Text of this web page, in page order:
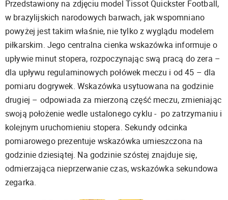
Przedstawiony na zdjęciu model Tissot Quickster Football,
w brazylijskich narodowych barwach, jak wspomniano
powyżej jest takim właśnie, nie tylko z wyglądu modelem
piłkarskim. Jego centralna cienka wskazówka informuje o
upływie minut stopera, rozpoczynając swą pracą do zera –
dla upływu regulaminowych połówek meczu i od 45 – dla
pomiaru dogrywek. Wskazówka usytuowana na godzinie
drugiej – odpowiada za mierzoną część meczu, zmieniając
swoją położenie wedle ustalonego cyklu - po zatrzymaniu i
kolejnym uruchomieniu stopera. Sekundy odcinka
pomiarowego prezentuje wskazówka umieszczona na
godzinie dziesiątej. Na godzinie szóstej znajduje się,
odmierzająca nieprzerwanie czas, wskazówka sekundowa
zegarka.